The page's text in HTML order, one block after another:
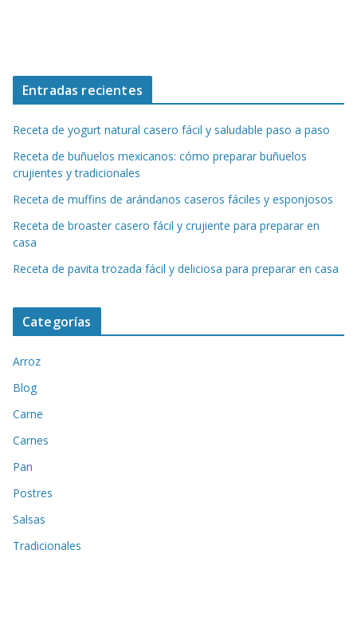
Entradas recientes
Receta de yogurt natural casero fácil y saludable paso a paso
Receta de buñuelos mexicanos: cómo preparar buñuelos
crujientes y tradicionales
Receta de muffins de arándanos caseros fáciles y esponjosos
Receta de broaster casero fácil y crujiente para preparar en
casa
Receta de pavita trozada fácil y deliciosa para preparar en casa
Categorías
Arroz
Blog
Carne
Carnes
Pan
Postres
Salsas
Tradicionales